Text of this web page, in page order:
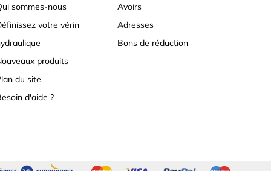
sommes-nous
votre vérin
produits
du site
d'aide ?
Avoirs
Adresses
Bons de réduction